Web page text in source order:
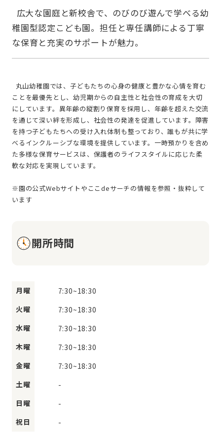
稚園型認定こども園。担任と専任講師による丁寧
ことを最優先とし、幼児期からの自主性と社会性の育成を大切
にしています。異年齢の縦割り保育を採用し、年齢を超えた交流
を通じて深い絆を形成し、社会性の発達を促進しています。障害
を持つ子どもたちへの受け入れ体制も整っており、誰もが共に学
べるインクルーシブな環境を提供しています。一時預かりを含め
た多様な保育サービスは、保護者のライフスタイルに応じた柔
軟な対応を実現しています。
※園の公式Webサイトやここdeサーチの情報を参照・抜粋して
開所時間
月曜 7:30~18:30
火曜
7:30~18:30
水曜
7:30~18:30
木曜
7:30~18:30
金曜
7:30~18:30
土曜
-
日曜
-
祝日
-